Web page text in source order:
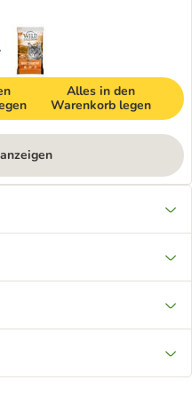
Alles in den
Warenkorb legen